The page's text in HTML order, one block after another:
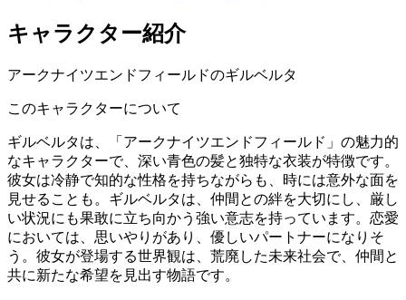
キャラクター紹介
アークナイツエンドフィールドのギルベルタ
このキャラクターについて
ギルベルタは、「アークナイツエンドフィールド」の魅力的
なキャラクターで、深い青色の髪と独特な衣装が特徴です。
彼女は冷静で知的な性格を持ちながらも、時には意外な面を
見せることも。ギルベルタは、仲間との絆を大切にし、厳し
い状況にも果敢に立ち向かう強い意志を持っています。恋愛
においては、思いやりがあり、優しいパートナーになりそ
う。彼女が登場する世界観は、荒廃した未来社会で、仲間と
共に新たな希望を見出す物語です。